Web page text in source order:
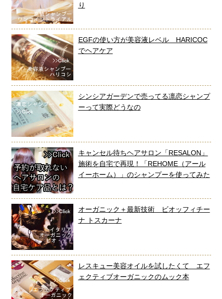
り
EGFの使い方が美容液レベル HARICOC
でヘアケア
シンシアガーデンで売ってる凛恋シャンプ
ーって実際どうなの
キャンセル待ちヘアサロン「RESALON」
施術を自宅で再現！「REHOME（アール
イーホーム）」のシャンプーを使ってみた
オーガニック＋最新技術 ビオッフィチー
ナ トスカーナ
レスキュー美容オイルを試したくて エフ
ェクティブオーガニックのムック本